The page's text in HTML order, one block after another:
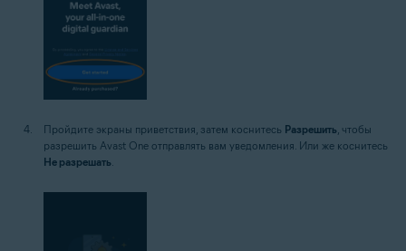
Пройдите экраны приветствия, затем коснитесь Разрешить, чтобы
разрешить Avast One отправлять вам уведомления. Или же коснитесь
Не разрешать.